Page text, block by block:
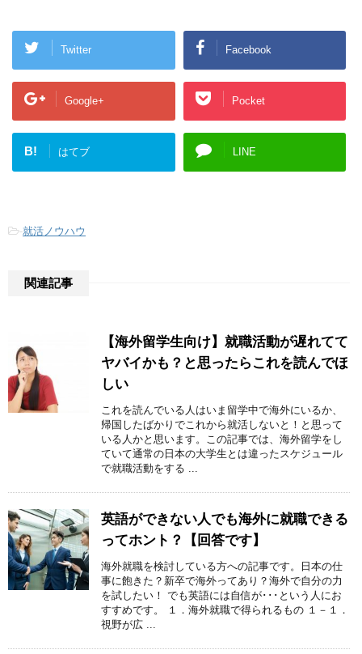
Twitter Facebook
Google+ Pocket
B! はてブ LINE
-就活ノウハウ
関連記事
【海外留学生向け】就職活動が遅れてて
ヤバイかも？と思ったらこれを読んでほ
しい
これを読んでいる人はいま留学中で海外にいるか、
帰国したばかりでこれから就活しないと！と思って
いる人かと思います。この記事では、海外留学をし
ていて通常の日本の大学生とは違ったスケジュール
で就職活動をする ...
英語ができない人でも海外に就職できる
ってホント？【回答です】
海外就職を検討している方への記事です。日本の仕
事に飽きた？新卒で海外ってあり？海外で自分の力
を試したい！ でも英語には自信が･･･という人にお
すすめです。 １．海外就職で得られるもの １－１．
視野が広 ...